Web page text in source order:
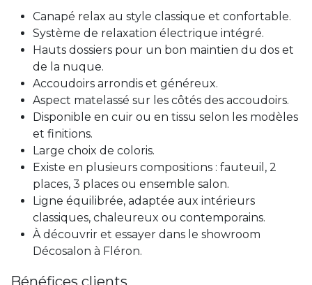
Canapé relax au style classique et confortable.
Système de relaxation électrique intégré.
Hauts dossiers pour un bon maintien du dos et
de la nuque.
Accoudoirs arrondis et généreux.
Aspect matelassé sur les côtés des accoudoirs.
Disponible en cuir ou en tissu selon les modèles
et finitions.
Large choix de coloris.
Existe en plusieurs compositions : fauteuil, 2
places, 3 places ou ensemble salon.
Ligne équilibrée, adaptée aux intérieurs
classiques, chaleureux ou contemporains.
À découvrir et essayer dans le showroom
Décosalon à Fléron.
Bénéfices clients